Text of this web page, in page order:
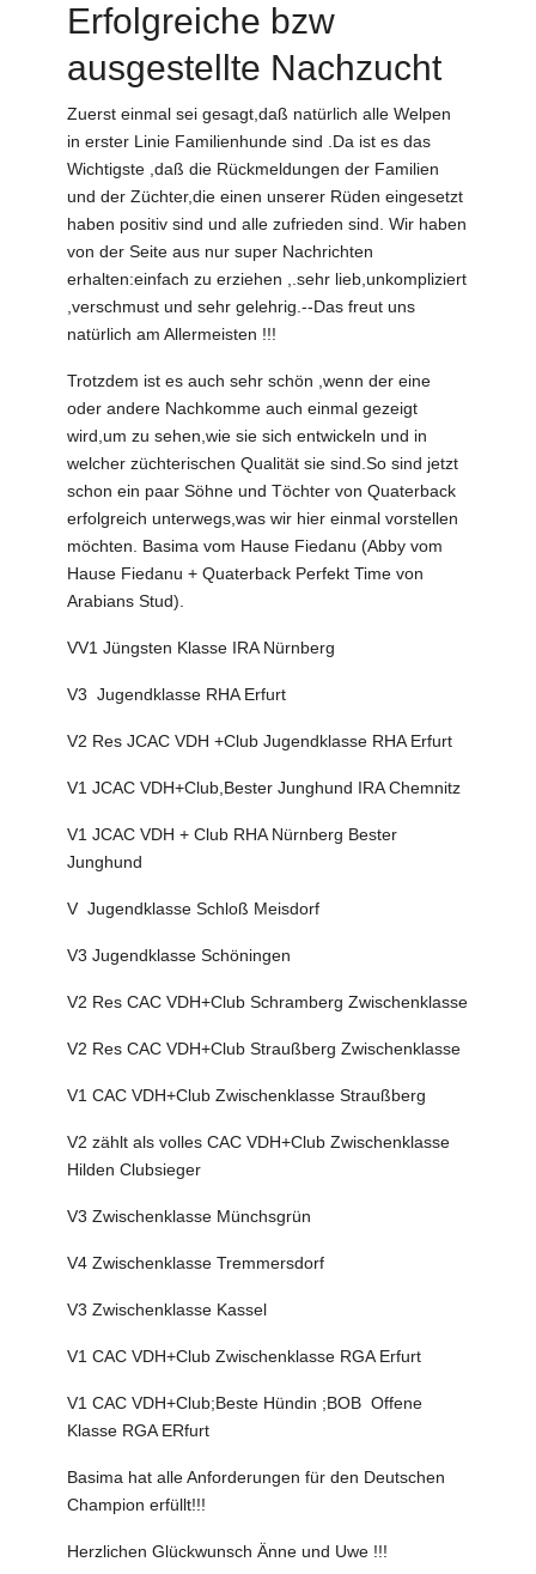
Erfolgreiche bzw
ausgestellte Nachzucht
Zuerst einmal sei gesagt,daß natürlich alle Welpen
in erster Linie Familienhunde sind .Da ist es das
Wichtigste ,daß die Rückmeldungen der Familien
und der Züchter,die einen unserer Rüden eingesetzt
haben positiv sind und alle zufrieden sind. Wir haben
von der Seite aus nur super Nachrichten
erhalten:einfach zu erziehen ,.sehr lieb,unkompliziert
,verschmust und sehr gelehrig.--Das freut uns
natürlich am Allermeisten !!!
Trotzdem ist es auch sehr schön ,wenn der eine
oder andere Nachkomme auch einmal gezeigt
wird,um zu sehen,wie sie sich entwickeln und in
welcher züchterischen Qualität sie sind.So sind jetzt
schon ein paar Söhne und Töchter von Quaterback
erfolgreich unterwegs,was wir hier einmal vorstellen
möchten. Basima vom Hause Fiedanu (Abby vom
Hause Fiedanu + Quaterback Perfekt Time von
Arabians Stud).
VV1 Jüngsten Klasse IRA Nürnberg
V3 Jugendklasse RHA Erfurt
V2 Res JCAC VDH +Club Jugendklasse RHA Erfurt
V1 JCAC VDH+Club,Bester Junghund IRA Chemnitz
V1 JCAC VDH + Club RHA Nürnberg Bester
Junghund
V Jugendklasse Schloß Meisdorf
V3 Jugendklasse Schöningen
V2 Res CAC VDH+Club Schramberg Zwischenklasse
V2 Res CAC VDH+Club Straußberg Zwischenklasse
V1 CAC VDH+Club Zwischenklasse Straußberg
V2 zählt als volles CAC VDH+Club Zwischenklasse
Hilden Clubsieger
V3 Zwischenklasse Münchsgrün
V4 Zwischenklasse Tremmersdorf
V3 Zwischenklasse Kassel
V1 CAC VDH+Club Zwischenklasse RGA Erfurt
V1 CAC VDH+Club;Beste Hündin ;BOB Offene
Klasse RGA ERfurt
Basima hat alle Anforderungen für den Deutschen
Champion erfüllt!!!
Herzlichen Glückwunsch Änne und Uwe !!!